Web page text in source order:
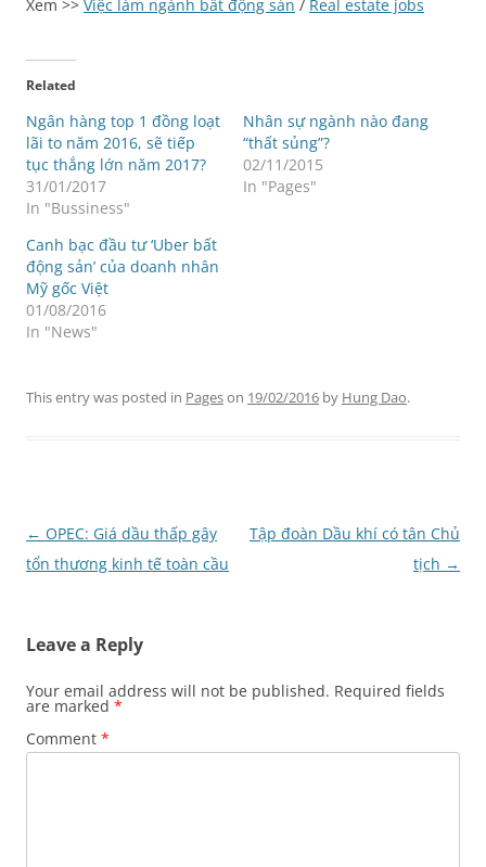
Xem >> Việc làm ngành bất động sản / Real estate jobs
Related
Ngân hàng top 1 đồng loạt
lãi to năm 2016, sẽ tiếp
tục thắng lớn năm 2017?
31/01/2017
In "Bussiness"
Nhân sự ngành nào đang
“thất sủng”?
02/11/2015
In "Pages"
Canh bạc đầu tư ‘Uber bất
động sản’ của doanh nhân
Mỹ gốc Việt
01/08/2016
In "News"
This entry was posted in Pageson 19/02/2016 by Hung Dao.
Post
navigation
← OPEC: Giá dầu thấp gây
tổn thương kinh tế toàn cầu
Tập đoàn Dầu khí có tân Chủ
tịch →
Leave a Reply
Your email address will not be published. Required fields
are marked *
Comment *